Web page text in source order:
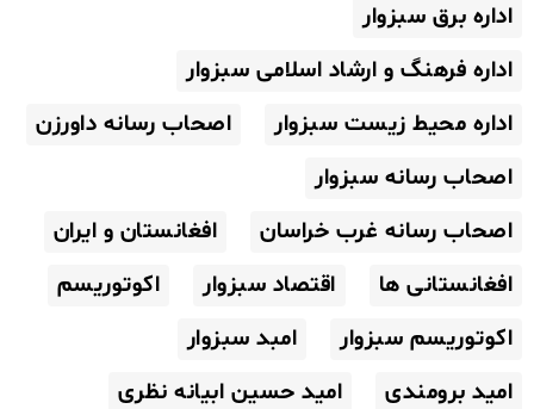
اداره برق سبزوار
اداره فرهنگ و ارشاد اسلامی سبزوار
اداره محیط زیست سبزوار
اصحاب رسانه داورزن
اصحاب رسانه سبزوار
اصحاب رسانه غرب خراسان
افغانستان و ایران
افغانستانی ها
اقتصاد سبزوار
اکوتوریسم
اکوتوریسم سبزوار
امبد سبزوار
امید برومندی
امید حسین ابیانه نظری